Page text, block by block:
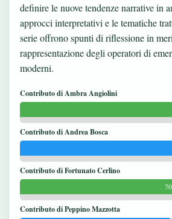
definire le nuove tendenze narrative in
approcci interpretativi e le tematiche
serie offrono spunti di riflessione in
rappresentazione degli operatori di
moderni.
Contributo di Ambra Angiolini
Contributo di Andrea Bosca
Contributo di Fortunato Cerlino
Contributo di Peppino Mazzotta